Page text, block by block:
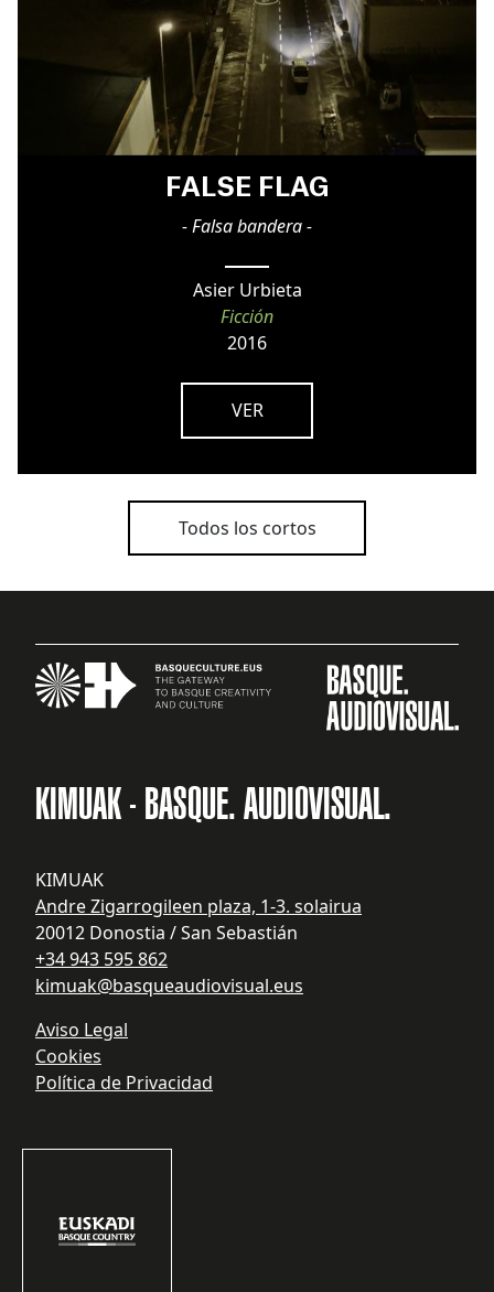
FALSE FLAG
- Falsa bandera -
Asier Urbieta
Ficción
2016
VER
Todos los cortos
KIMUAK - BASQUE. AUDIOVISUAL.
KIMUAK
Andre Zigarrogileen plaza, 1-3. solairua
20012 Donostia / San Sebastián
+34 943 595 862
kimuak@basqueaudiovisual.eus
Aviso Legal
Cookies
Política de Privacidad